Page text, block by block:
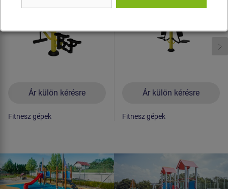
Ár külön kérésre
Fitnesz gépek
Ár külön kérésre
Fitnesz gépek